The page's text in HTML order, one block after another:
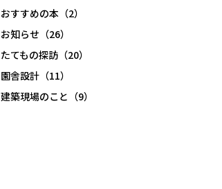
おすすめの本（2）
お知らせ（26）
たてもの探訪（20）
園舎設計（11）
建築現場のこと（9）